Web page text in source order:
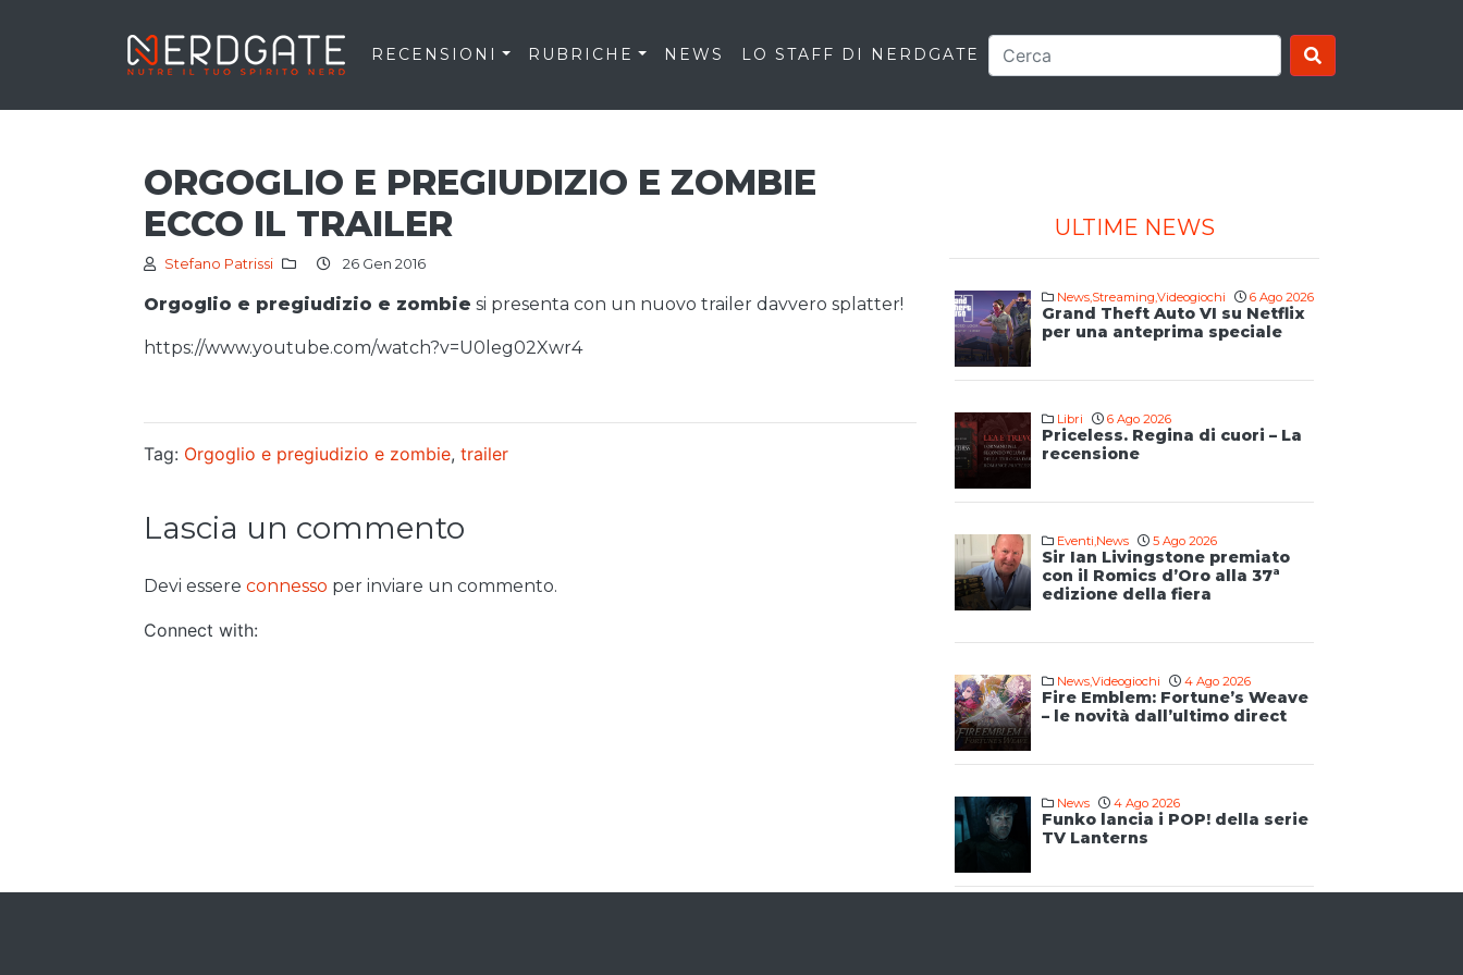
RECENSIONI RUBRICHE NEWS LO STAFF DI NERDGATE
ORGOGLIO E PREGIUDIZIO E ZOMBIE
ECCO IL TRAILER
Stefano Patrissi 26 Gen 2016
Orgoglio e pregiudizio e zombie si presenta con un nuovo trailer davvero splatter!
https://www.youtube.com/watch?v=U0leg02Xwr4
Tag: Orgoglio e pregiudizio e zombie, trailer
Lascia un commento
Devi essere connesso per inviare un commento.
Connect with:
ULTIME NEWS
News,Streaming,Videogiochi 6 Ago 2026
Grand Theft Auto VI su Netflix
per una anteprima speciale
Libri 6 Ago 2026
Priceless. Regina di cuori – La
recensione
Eventi,News 5 Ago 2026
Sir Ian Livingstone premiato
con il Romics d’Oro alla 37ª
edizione della fiera
News,Videogiochi 4 Ago 2026
Fire Emblem: Fortune’s Weave
– le novità dall’ultimo direct
News 4 Ago 2026
Funko lancia i POP! della serie
TV Lanterns